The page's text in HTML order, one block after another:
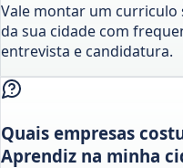
Vale montar um curriculo
da sua cidade com
entrevista e candidatura.
Quais empresas
Aprendiz na minha